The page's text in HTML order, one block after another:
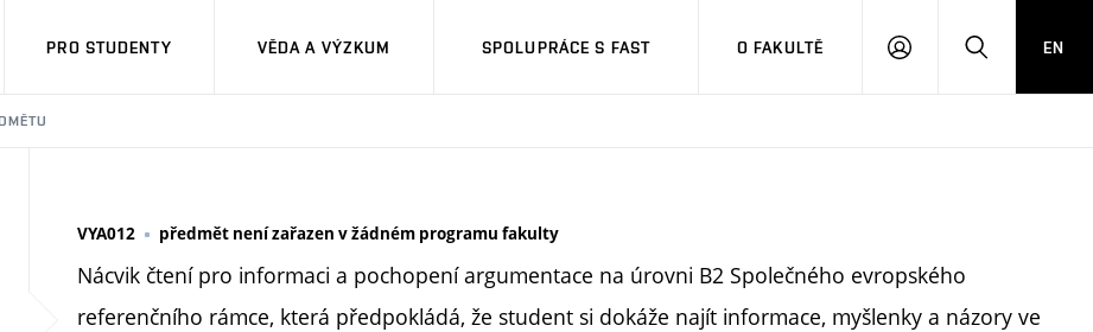
PRO STUDENTY VĚDA A VÝZKUM SPOLUPRÁCE S FAST O FAKULTĚ
PŘIHLÁSITHLEDAT
EN
VYA012 předmět není zařazen v žádném programu fakulty
Nácvik čtení pro informaci a pochopení argumentace na úrovni B2 Společného evropského
referenčního rámce, která předpokládá, že student si dokáže najít informace, myšlenky a názory ve